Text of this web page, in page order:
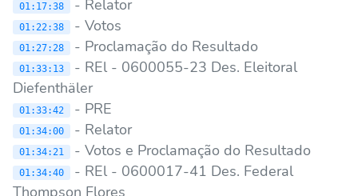
01:17:38 - Relator
01:22:38 - Votos
01:27:28 - Proclamação do Resultado
01:33:13
- REl - 0600055-23 Des. Eleitoral
Diefenthäler
01:33:42 - PRE
01:34:00 - Relator
01:34:21 - Votos e Proclamação do Resultado
01:34:40
- REl - 0600017-41 Des. Federal
Thompson Flores